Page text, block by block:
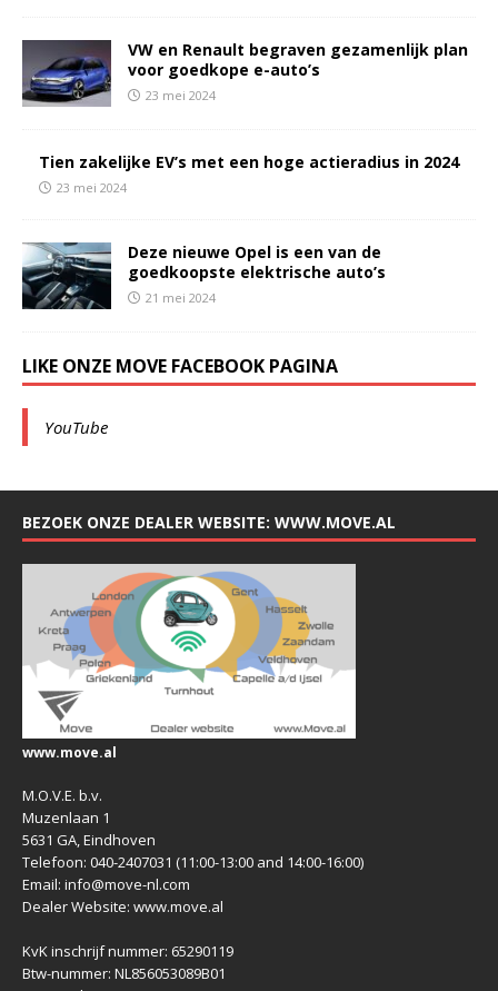
VW en Renault begraven gezamenlijk plan
voor goedkope e-auto’s
23 mei 2024
Tien zakelijke EV’s met een hoge actieradius in 2024
23 mei 2024
Deze nieuwe Opel is een van de
goedkoopste elektrische auto’s
21 mei 2024
LIKE ONZE MOVE FACEBOOK PAGINA
YouTube
BEZOEK ONZE DEALER WEBSITE: WWW.MOVE.AL
www.move.al
M.O.V.E. b.v.
Muzenlaan 1
5631 GA, Eindhoven
Telefoon: 040-2407031 (11:00-13:00 and 14:00-16:00)
Email: info@move-nl.com
Dealer Website: www.move.al
KvK inschrijf nummer: 65290119
Btw-nummer: NL856053089B01